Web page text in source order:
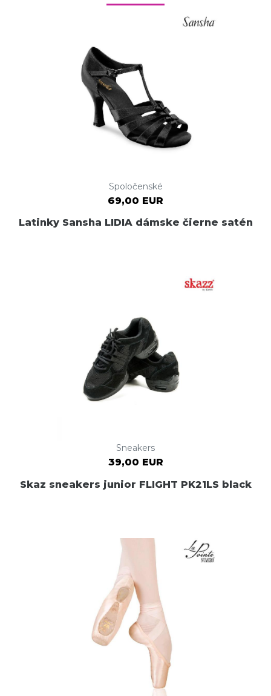
Spoločenské
69,00 EUR
Latinky Sansha LIDIA dámske čierne satén
Sneakers
39,00 EUR
Skaz sneakers junior FLIGHT PK21LS black